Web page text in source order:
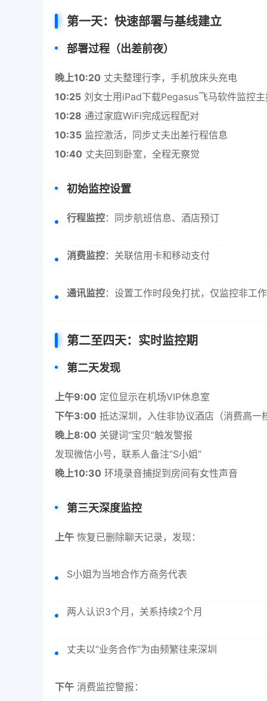
第一天：快速部署与基线建立
部署过程（出差前夜）
晚上10:20 丈夫整理行李，手机放床头充电
10:25 刘女士用iPad下载Pegasus飞马软件监控
10:28 通过家庭WiFi完成远程配对
10:35 监控激活，同步丈夫出差行程信息
10:40 丈夫回到卧室，全程无察觉
初始监控设置
行程监控：同步航班信息、酒店预订
消费监控：关联信用卡和移动支付
通讯监控：设置工作时段免打扰，仅监控非工
第二至四天：实时监控期
第二天发现
上午9:00 定位显示在机场VIP休息室
下午3:00 抵达深圳，入住非协议酒店（消费高一
晚上8:00 关键词“宝贝”触发警报
发现微信小号，联系人备注“S小姐”
晚上10:30 环境录音捕捉到房间有女性声音
第三天深度监控
上午 恢复已删除聊天记录，发现：
S小姐为当地合作方商务代表
两人认识3个月，关系持续2个月
丈夫以“业务合作”为由频繁往来深圳
下午 消费监控警报：